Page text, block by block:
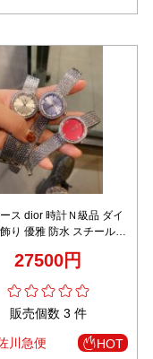
ス dior 時計Ｎ級品 ダイ
り 優雅 防水 スチールバ
27500円
販売個数 3 件
川急便 HOT